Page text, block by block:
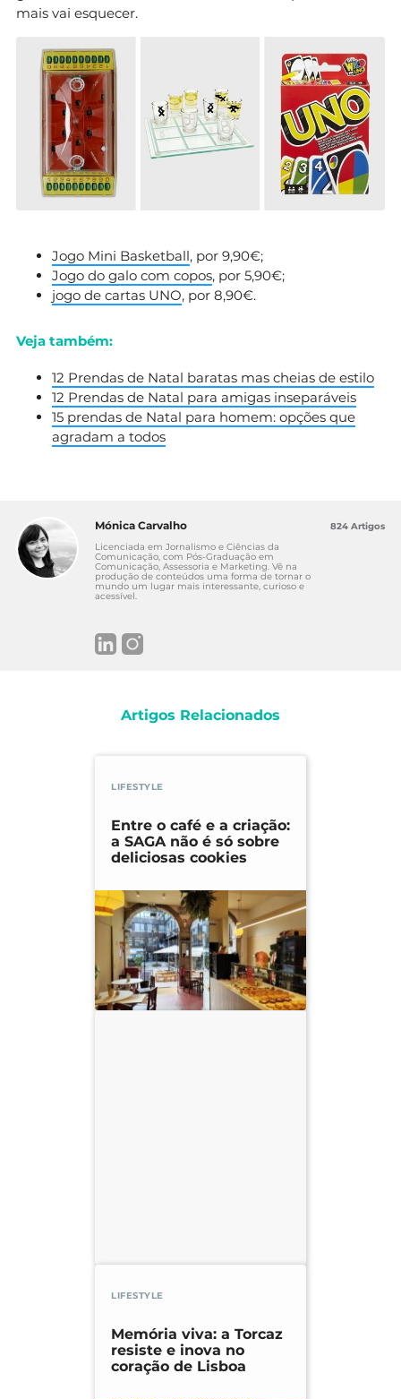
mais vai esquecer.
Jogo Mini Basketball, por 9,90€;
Jogo do galo com copos, por 5,90€;
jogo de cartas UNO, por 8,90€.
Veja também:
12 Prendas de Natal baratas mas cheias de estilo
12 Prendas de Natal para amigas inseparáveis
15 prendas de Natal para homem: opções que
agradam a todos
Mónica Carvalho
Licenciada em Jornalismo e Ciências da
Comunicação, com Pós-Graduação em
Comunicação, Assessoria e Marketing. Vê na
produção de conteúdos uma forma de tornar o
mundo um lugar mais interessante, curioso e
acessível.
824 Artigos
Artigos Relacionados
LIFESTYLE
Entre o café e a criação:
a SAGA não é só sobre
deliciosas cookies
LIFESTYLE
Memória viva: a Torcaz
resiste e inova no
coração de Lisboa